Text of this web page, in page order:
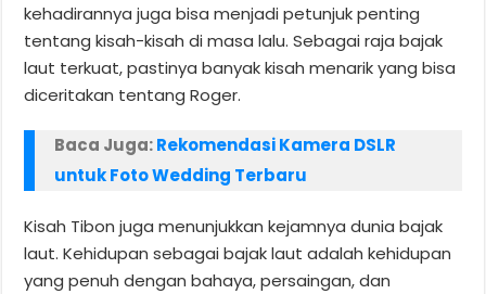
kehadirannya juga bisa menjadi petunjuk penting
tentang kisah-kisah di masa lalu. Sebagai raja bajak
laut terkuat, pastinya banyak kisah menarik yang bisa
diceritakan tentang Roger.
Baca Juga:Rekomendasi Kamera DSLR
untuk Foto Wedding Terbaru
Kisah Tibon juga menunjukkan kejamnya dunia bajak
laut. Kehidupan sebagai bajak laut adalah kehidupan
yang penuh dengan bahaya, persaingan, dan